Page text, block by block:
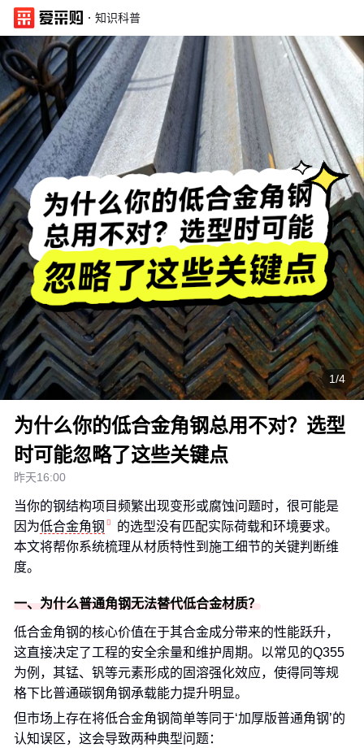
· 知识科普
1/4
为什么你的低合金角钢总用不对？选型
时可能忽略了这些关键点
昨天16:00
当你的钢结构项目频繁出现变形或腐蚀问题时，很可能是
因为低合金角钢
的选型没有匹配实际荷载和环境要求。
本文将帮你系统梳理从材质特性到施工细节的关键判断维
度。
一、为什么普通角钢无法替代低合金材质？
低合金角钢的核心价值在于其合金成分带来的性能跃升，
这直接决定了工程的安全余量和维护周期。以常见的Q355
为例，其锰、钒等元素形成的固溶强化效应，使得同等规
格下比普通碳钢角钢承载能力提升明显。
但市场上存在将低合金角钢简单等同于‘加厚版普通角钢’的
认知误区，这会导致两种典型问题：